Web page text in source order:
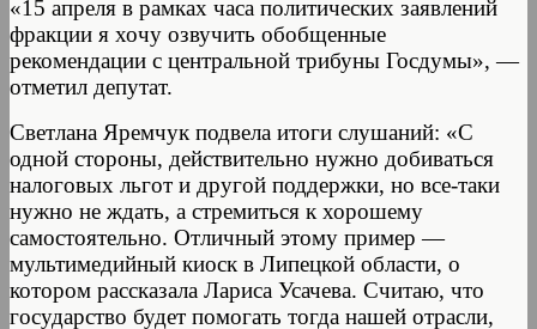
«15 апреля в рамках часа политических заявлений
фракции я хочу озвучить обобщенные
рекомендации с центральной трибуны Госдумы», —
отметил депутат.
Светлана Яремчук подвела итоги слушаний: «С
одной стороны, действительно нужно добиваться
налоговых льгот и другой поддержки, но все-таки
нужно не ждать, а стремиться к хорошему
самостоятельно. Отличный этому пример —
мультимедийный киоск в Липецкой области, о
котором рассказала Лариса Усачева. Считаю, что
государство будет помогать тогда нашей отрасли,